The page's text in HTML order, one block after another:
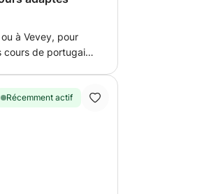
à Vevey, pour
cours de portugais
et progression
Récemment actif